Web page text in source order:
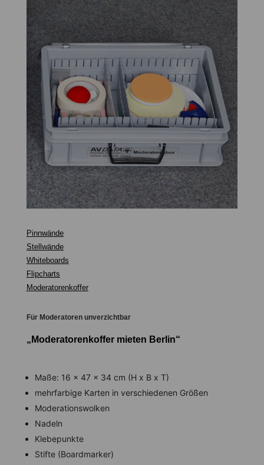
Pinnwände
Stellwände
Whiteboards
Flipcharts
Moderatorenkoffer
Für Moderatoren unverzichtbar
„Moderatorenkoffer mieten Berlin“
Maße: 16 x 47 x 34 cm (H x B x T)
mehrfarbige Karten in verschiedenen Größen
Moderationswolken
Nadeln
Klebepunkte
Stifte (Boardmarker)